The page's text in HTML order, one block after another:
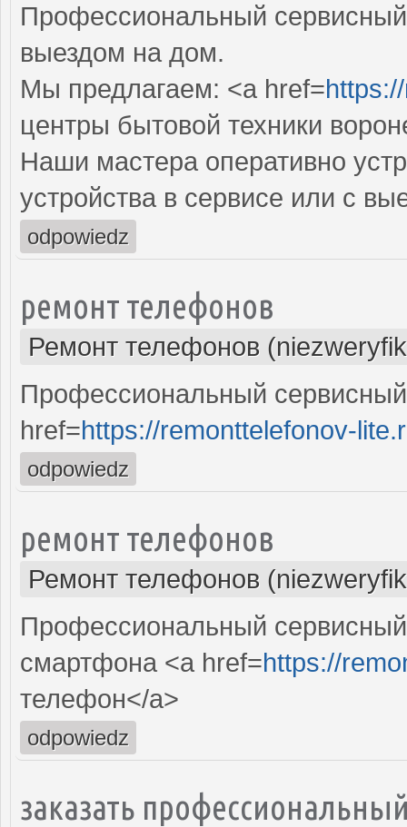
Профессиональный
выездом на дом.
Мы предлагаем: <a href=
центры бытовой техники
Наши мастера оперативно
устройства в сервисе или с
odpowiedz
ремонт телефонов
Ремонт телефонов
Профессиональный
href=https://remonttelefonov-
odpowiedz
ремонт телефонов
Ремонт телефонов
Профессиональный сервисный
смартфона <a href=https://
телефон</a>
odpowiedz
заказать